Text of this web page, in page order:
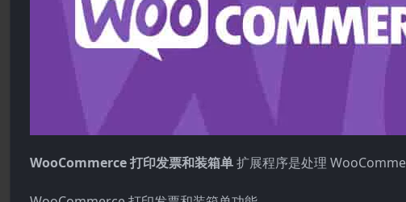
WooCommerce 打印发票和装箱单扩展程序是处理